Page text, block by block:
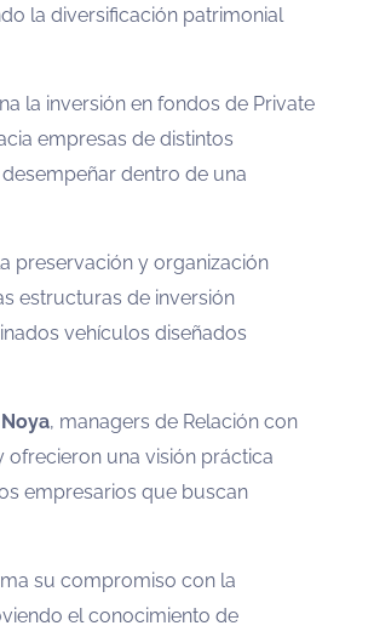
la diversificación patrimonial
la inversión en fondos de Private
empresas de distintos
dentro de una
preservación y organización
estructuras de inversión
vehículos diseñados
, managers de Relación con
ofrecieron una visión práctica
empresarios que buscan
su compromiso con la
el conocimiento de